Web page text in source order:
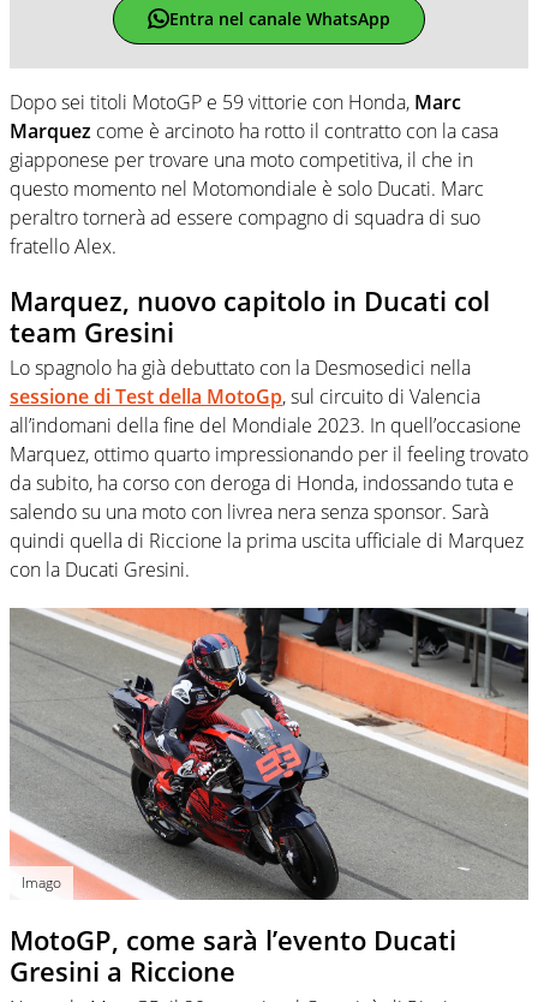
Entra nel canale WhatsApp
Dopo sei titoli MotoGP e 59 vittorie con Honda, Marc
Marquez come è arcinoto ha rotto il contratto con la casa
giapponese per trovare una moto competitiva, il che in
questo momento nel Motomondiale è solo Ducati. Marc
peraltro tornerà ad essere compagno di squadra di suo
fratello Alex.
Marquez, nuovo capitolo in Ducati col
team Gresini
Lo spagnolo ha già debuttato con la Desmosedici nella
sessione di Test della MotoGp, sul circuito di Valencia
all’indomani della fine del Mondiale 2023. In quell’occasione
Marquez, ottimo quarto impressionando per il feeling trovato
da subito, ha corso con deroga di Honda, indossando tuta e
salendo su una moto con livrea nera senza sponsor. Sarà
quindi quella di Riccione la prima uscita ufficiale di Marquez
con la Ducati Gresini.
Imago
MotoGP, come sarà l’evento Ducati
Gresini a Riccione